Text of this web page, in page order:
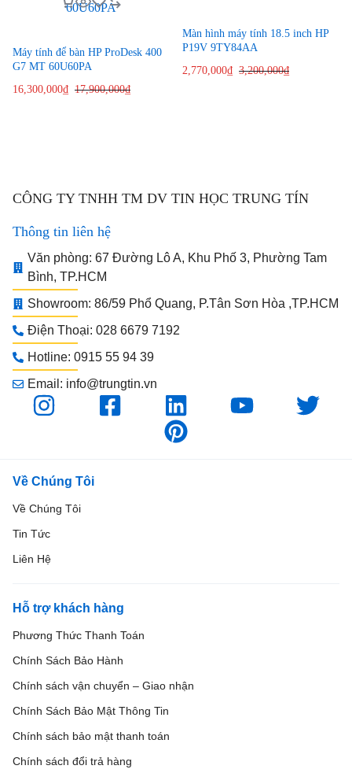
Máy tính để bàn HP ProDesk 400
G7 MT 60U60PA
16,300,000₫ 17,900,000₫
Màn hình máy tính 18.5 inch HP
P19V 9TY84AA
2,770,000₫ 3,200,000₫
CÔNG TY TNHH TM DV TIN HỌC TRUNG TÍN
Thông tin liên hệ
Văn phòng: 67 Đường Lô A, Khu Phố 3, Phường Tam
Bình, TP.HCM
Showroom: 86/59 Phổ Quang, P.Tân Sơn Hòa ,TP.HCM
Điện Thoại: 028 6679 7192
Hotline: 0915 55 94 39
Email: info@trungtin.vn
Về Chúng Tôi
Về Chúng Tôi
Tin Tức
Liên Hệ
Hỗ trợ khách hàng
Phương Thức Thanh Toán
Chính Sách Bảo Hành
Chính sách vận chuyển – Giao nhận
Chính Sách Bảo Mật Thông Tin
Chính sách bảo mật thanh toán
Chính sách đổi trả hàng